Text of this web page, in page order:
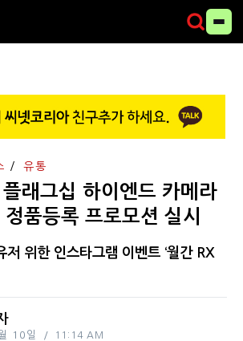
유통
래그십 하이엔드 카메라
품등록 프로모션 실시
저 위한 인스타그램 이벤트 ‘월간 RX
10일 11:14 AM